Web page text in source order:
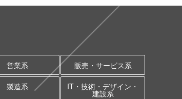
営業系 販売・サービス系
製造系 IT・技術・デザイン・
建設系